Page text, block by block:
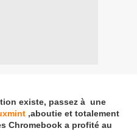
existe, passez à une
,aboutie et totalement
Chromebook a profité au